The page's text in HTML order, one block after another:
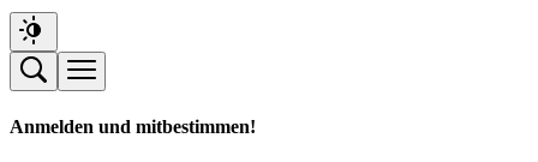
Anmelden und mitbestimmen!